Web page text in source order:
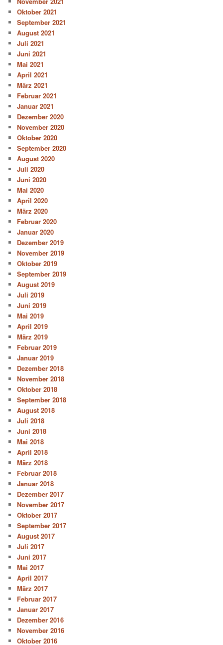
Oktober 2021
September 2021
August 2021
Juli 2021
Juni 2021
Mai 2021
April 2021
März 2021
Februar 2021
Januar 2021
Dezember 2020
November 2020
Oktober 2020
September 2020
August 2020
Juli 2020
Juni 2020
Mai 2020
April 2020
März 2020
Februar 2020
Januar 2020
Dezember 2019
November 2019
Oktober 2019
September 2019
August 2019
Juli 2019
Juni 2019
Mai 2019
April 2019
März 2019
Februar 2019
Januar 2019
Dezember 2018
November 2018
Oktober 2018
September 2018
August 2018
Juli 2018
Juni 2018
Mai 2018
April 2018
März 2018
Februar 2018
Januar 2018
Dezember 2017
November 2017
Oktober 2017
September 2017
August 2017
Juli 2017
Juni 2017
Mai 2017
April 2017
März 2017
Februar 2017
Januar 2017
Dezember 2016
November 2016
Oktober 2016